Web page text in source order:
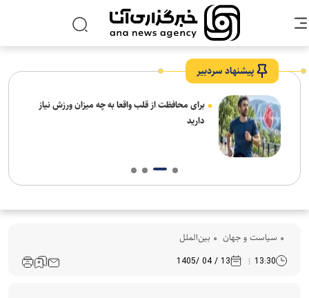
پیشنهاد سردبیر
برای محافظت از قلب واقعا به چه میزان ورزش نیاز
دارید
سیاست و جهان بین‌الملل
13:30
13 / 04 /1405